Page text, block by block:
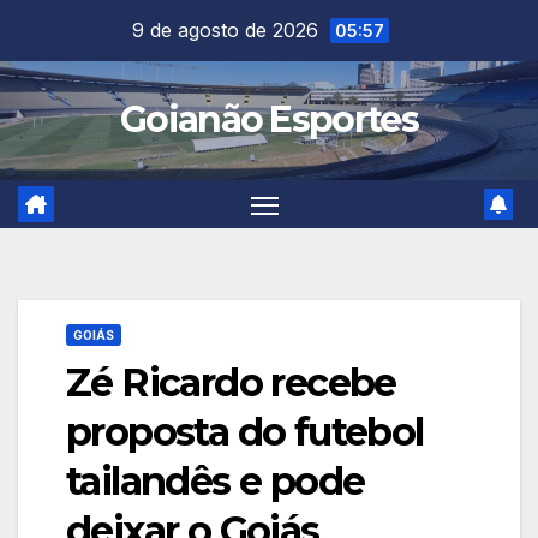
content
9 de agosto de 2026 05:57
Goianão Esportes
GOIÁS
Zé Ricardo recebe
proposta do futebol
tailandês e pode